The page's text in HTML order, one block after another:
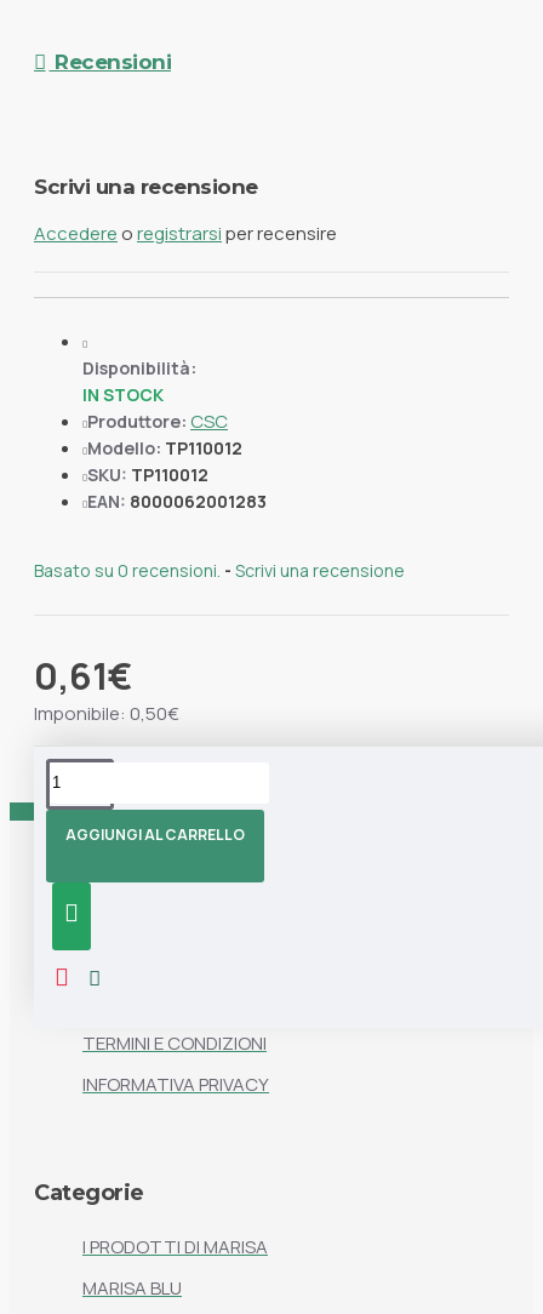
Recensioni
Scrivi una recensione
Accedere oregistrarsiper recensire
Disponibilità:
IN STOCK
Produttore: CSC
Modello: TP110012
SKU: TP110012
EAN: 8000062001283
Basato su 0 recensioni. - Scrivi una recensione
0,61€
Imponibile: 0,50€
AGGIUNGI AL CARRELLO
Tag: spazzola
Informazioni
TERMINI E CONDIZIONI
INFORMATIVA PRIVACY
Categorie
I PRODOTTI DI MARISA
MARISA BLU